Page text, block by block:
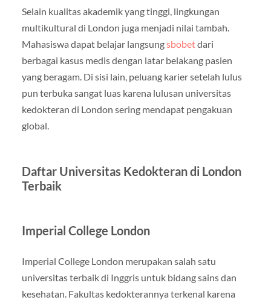
Selain kualitas akademik yang tinggi, lingkungan
multikultural di London juga menjadi nilai tambah.
Mahasiswa dapat belajar langsungsbobetdari
berbagai kasus medis dengan latar belakang pasien
yang beragam. Di sisi lain, peluang karier setelah lulus
pun terbuka sangat luas karena lulusan universitas
kedokteran di London sering mendapat pengakuan
global.
Daftar Universitas Kedokteran di London
Terbaik
Imperial College London
Imperial College London merupakan salah satu
universitas terbaik di Inggris untuk bidang sains dan
kesehatan. Fakultas kedokterannya terkenal karena